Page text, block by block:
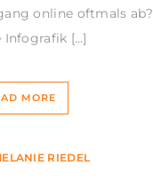
online oftmals ab?
Infografik […]
MORE
RIEDEL